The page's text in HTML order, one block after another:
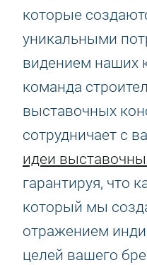
которые
уникальными
видением наших
команда
выставочных
сотрудничает с
идеи
гарантируя, что
который мы
отражением
целей вашего